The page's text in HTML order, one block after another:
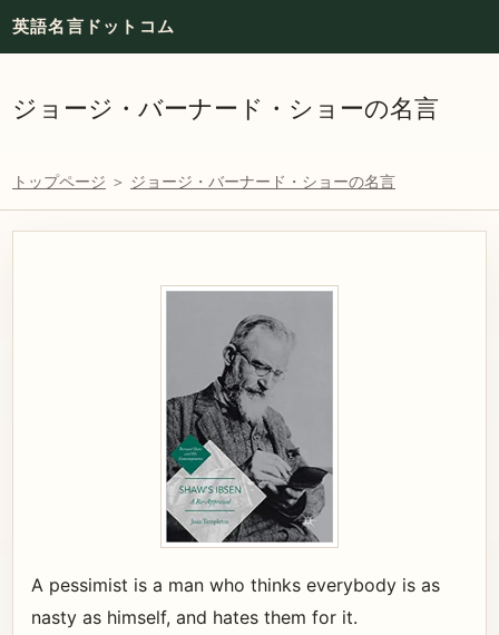
英語名言ドットコム
ジョージ・バーナード・ショーの名言
トップページ ＞ ジョージ・バーナード・ショーの名言
A pessimist is a man who thinks everybody is as
nasty as himself, and hates them for it.